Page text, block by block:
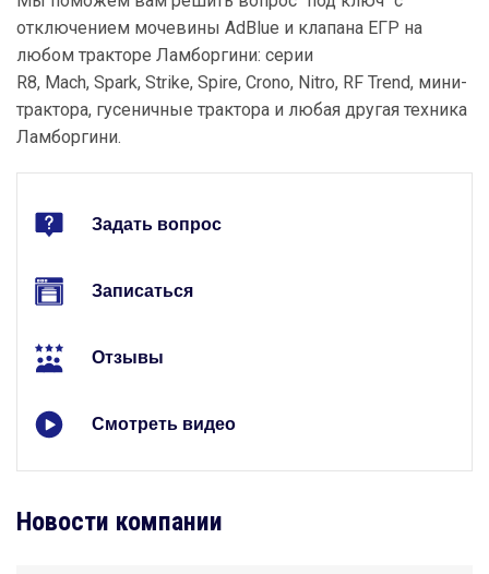
отключением мочевины AdBlue и клапана ЕГР на
любом тракторе Ламборгини: серии
R8, Mach, Spark, Strike, Spire, Crono, Nitro, RF Trend, мини-
трактора, гусеничные трактора и любая другая техника
Ламборгини.
Задать вопрос
Записаться
Отзывы
Смотреть видео
Новости компании